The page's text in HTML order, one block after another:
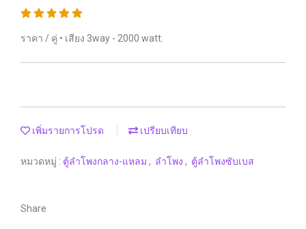
ราคา / คู่ • เสียง 3way - 2000 watt.
เพิ่มรายการโปรด เปรียบเทียบ
หมวดหมู่ : ตู้ลำโพงกลาง-แหลม , ลำโพง , ตู้ลำโพงซับเบส
Share